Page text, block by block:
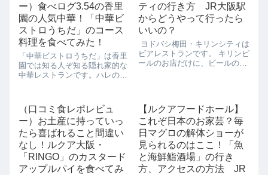
ー）食べログ3.54の香里
園の人気中華！「中華ビ
ストロうちだ」のコース
料理を食べてみた！
「中華ビストロうちだ」は香里
園では知る人ぞ知る隠れ家的な
中華レストランです。ハレの日
華料理店なんですよ。今回は
「中華ビストロうちだ」の真
髄、フカヒレのついたコース料
理をいただいてみたの...
ティの行き方 JR大阪駅
からどうやって行ったら
いいの？
ヨドバシ梅田・キリンシティは
ビアレストランです。 キリンビ
ールのお店だけに、ビールのお
わふわにして、ビールをよりお
いしく...
（口コミ食レポレビュ
ー）お土産に持っていっ
たら喜ばれること間違い
なし！ルクア大阪・
「RINGO」のカスタード
アップルパイを食べてみ
【ルクアフードホール】
これぞ日本のお家芸？毎
日マグロの解体ショーが
見られるのはここ！「魚
と海鮮鮨酒場」の行き
方、アクセスの方法 JR